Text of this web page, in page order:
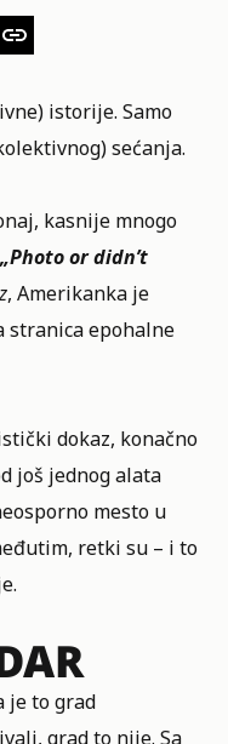
istorije. Samo
sećanja.
kasnije mnogo
„Photo or didn’t
, Amerikanka je
stranica epohalne
dokaz, konačno
još jednog alata
mesto u
retki su – i to
je to grad
grad to nije. Sa